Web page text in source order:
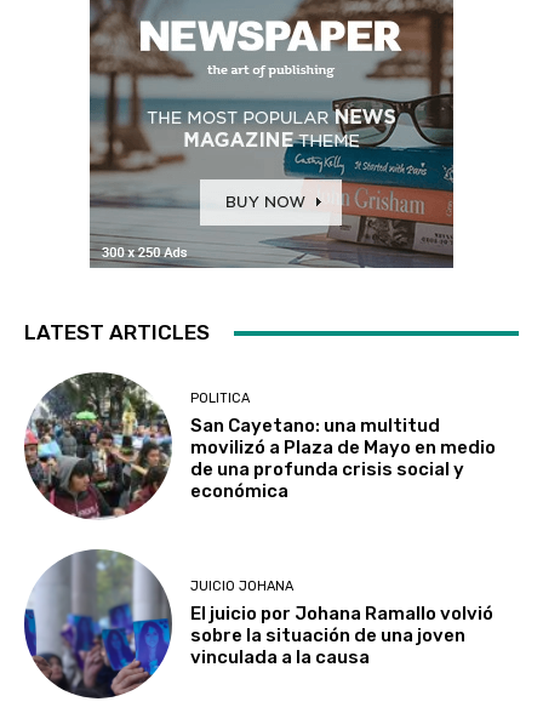
LATEST ARTICLES
POLITICA
San Cayetano: una multitud
movilizó a Plaza de Mayo en medio
de una profunda crisis social y
económica
JUICIO JOHANA
El juicio por Johana Ramallo volvió
sobre la situación de una joven
vinculada a la causa